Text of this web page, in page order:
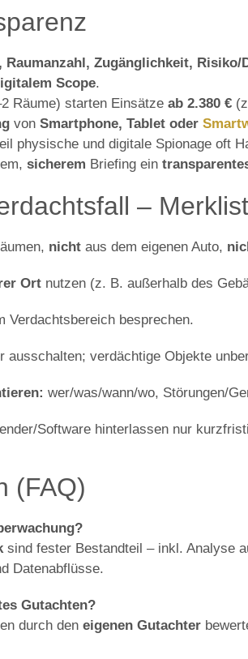
Raumanzahl, Zugänglichkeit,
Scope.
Räume) starten Einsätze ab 2.380 €
von Smartphone, Tablet oder
physische und digitale Spionage oft
sicherem Briefing ein
–
nicht aus dem eigenen Auto,
Ort nutzen (z. B. außerhalb des
Verdachtsbereich besprechen.
ausschalten; verdächtige Objekte
wer/was/wann/wo, Störungen/
Software hinterlassen nur
(FAQ)
sind fester Bestandteil – inkl. Analyse
Datenabflüsse.
Gutachten?
durch den eigenen Gutachter